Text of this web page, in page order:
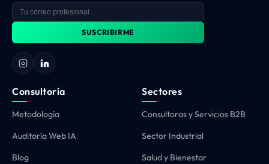
SUSCRIBIRME
Consultoría
Metodología
Auditoría Web IA
Blog
Sectores
Consultoras y Servicios B2B
Sector Industrial
Salud y Bienestar